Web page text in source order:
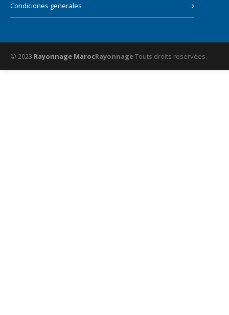
Condiciones generales
© 2023 Rayonnage MarocRayonnageTouts droits reservées.